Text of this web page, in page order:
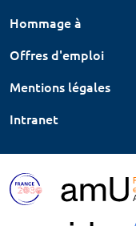
Hommage à
Offres d'emploi
Mentions légales
Intranet